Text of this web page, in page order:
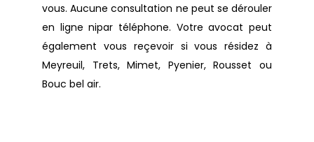
vous. Aucune consultation ne peut se dérouler
en ligne nipar téléphone. Votre avocat peut
également vous reçevoir si vous résidez à
Meyreuil, Trets, Mimet, Pyenier, Rousset ou
Bouc bel air.